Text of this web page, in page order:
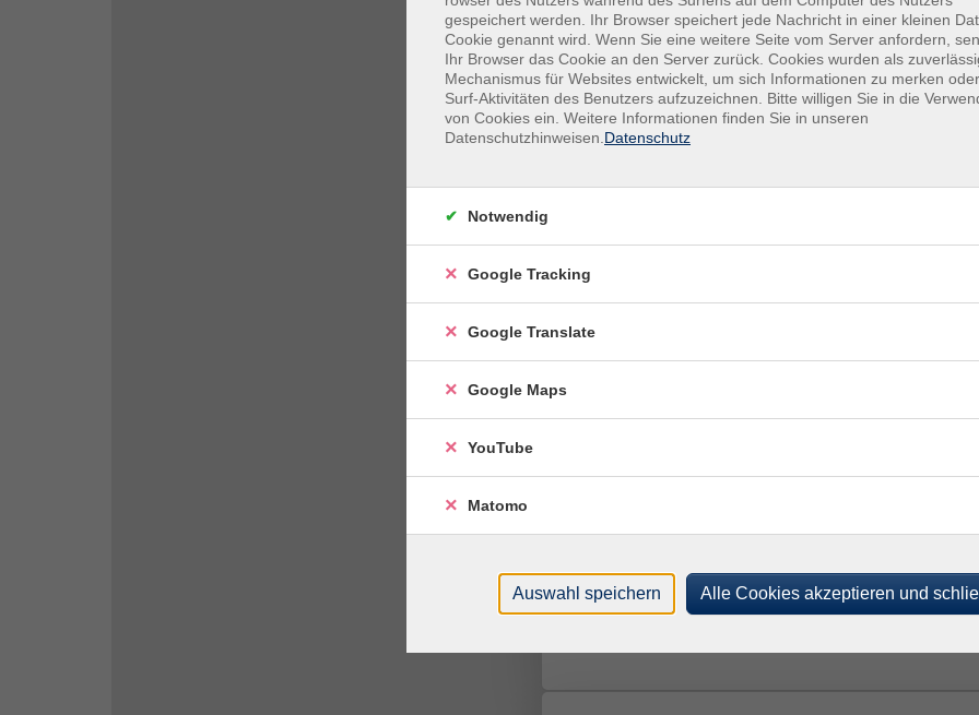
Hatha Yoga mit & auf dem Stuhl
262313751
Rückenfit - Rückenkräftigung
262321801
135,00 €
gespeichert werden. Ihr Browser speichert jede Nachricht in einer kleinen
Cookie genannt wird. Wenn Sie eine weitere Seite vom Server anfordern,
Ihr Browser das Cookie an den Server zurück. Cookies wurden als
Mechanismus für Websites entwickelt, um sich Informationen zu merken
Surf-Aktivitäten des Benutzers aufzuzeichnen. Bitte willigen Sie in die
von Cookies ein. Weitere Informationen finden Sie in unseren
Datenschutzhinweisen. Datenschutz
Notwendig
Google Tracking
Google Translate
Google Maps
YouTube
Matomo
Auswahl speichern Alle Cookies akzeptieren und